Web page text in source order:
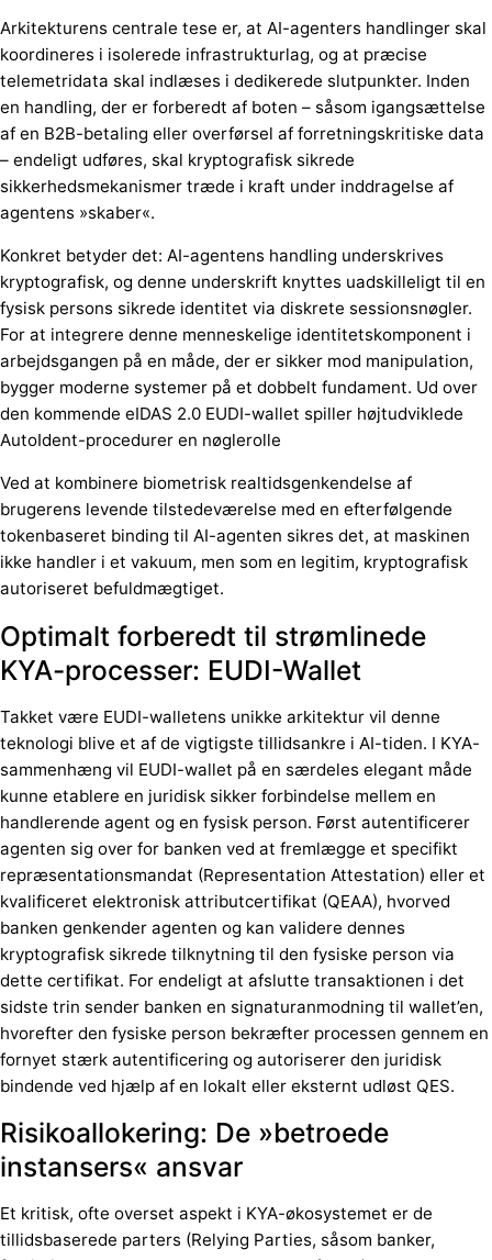
Arkitekturens centrale tese er, at AI-agenters handlinger skal
koordineres i isolerede infrastrukturlag, og at præcise
telemetridata skal indlæses i dedikerede slutpunkter. Inden
en handling, der er forberedt af boten – såsom igangsættelse
af en B2B-betaling eller overførsel af forretningskritiske data
– endeligt udføres, skal kryptografisk sikrede
sikkerhedsmekanismer træde i kraft under inddragelse af
agentens »skaber«.
Konkret betyder det: AI-agentens handling underskrives
kryptografisk, og denne underskrift knyttes uadskilleligt til en
fysisk persons sikrede identitet via diskrete sessionsnøgler.
For at integrere denne menneskelige identitetskomponent i
arbejdsgangen på en måde, der er sikker mod manipulation,
bygger moderne systemer på et dobbelt fundament. Ud over
den kommende eIDAS 2.0 EUDI-wallet spiller højtudviklede
AutoIdent-procedurer en nøglerolle
Ved at kombinere biometrisk realtidsgenkendelse af
brugerens levende tilstedeværelse med en efterfølgende
tokenbaseret binding til AI-agenten sikres det, at maskinen
ikke handler i et vakuum, men som en legitim, kryptografisk
autoriseret befuldmægtiget.
Optimalt forberedt til strømlinede
KYA-processer: EUDI-Wallet
Takket være EUDI-walletens unikke arkitektur vil denne
teknologi blive et af de vigtigste tillidsankre i AI-tiden. I KYA-
sammenhæng vil EUDI-wallet på en særdeles elegant måde
kunne etablere en juridisk sikker forbindelse mellem en
handlerende agent og en fysisk person. Først autentificerer
agenten sig over for banken ved at fremlægge et specifikt
repræsentationsmandat (Representation Attestation) eller et
kvalificeret elektronisk attributcertifikat (QEAA), hvorved
banken genkender agenten og kan validere dennes
kryptografisk sikrede tilknytning til den fysiske person via
dette certifikat. For endeligt at afslutte transaktionen i det
sidste trin sender banken en signaturanmodning til wallet’en,
hvorefter den fysiske person bekræfter processen gennem en
fornyet stærk autentificering og autoriserer den juridisk
bindende ved hjælp af en lokalt eller eksternt udløst QES.
Risikoallokering: De »betroede
instansers« ansvar
Et kritisk, ofte overset aspekt i KYA-økosystemet er de
tillidsbaserede parters (Relying Parties, såsom banker,